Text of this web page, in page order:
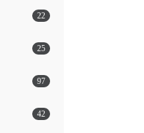
22
25
97
42